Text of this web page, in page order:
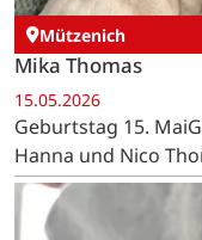
Mützenich
Mika Thomas
15.05.2026
Geburtstag 15.
Hanna und Nico